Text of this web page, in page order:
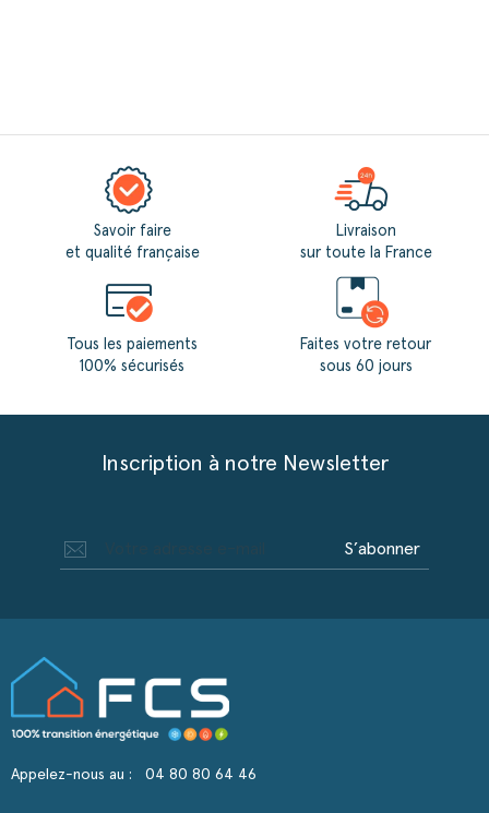
Savoir faire
et qualité française
Tous les paiements
100% sécurisés
Livraison
sur toute la France
Faites votre retour
sous 60 jours
Inscription à notre Newsletter
S’abonner
Appelez-nous au : 04 80 80 64 46